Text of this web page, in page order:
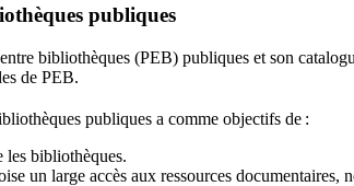
publiques
bibliothèques (PEB) publiques et son
de PEB.
publiques a comme objectifs de :
les bibliothèques.
un large accès aux ressources documentaires,